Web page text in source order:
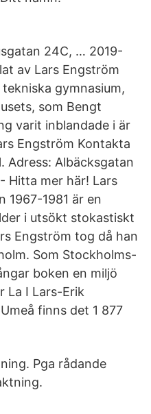
24C, … 2019-
av Lars Engström
gymnasium,
som Bengt
varit inblandade i är
Engström Kontakta
Adress: Albäcksgatan
Hitta mer här! Lars
1967-1981 är en
i utsökt stokastiskt
Engström tog då han
Som Stockholms-
boken en miljö
La I Lars-Erik
finns det 1 877
Pga rådande